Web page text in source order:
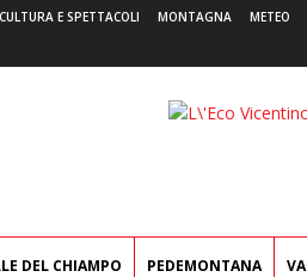
CULTURA E SPETTACOLI MONTAGNA METEO
L'Eco
DEL CHIAMPO PEDEMONTANA